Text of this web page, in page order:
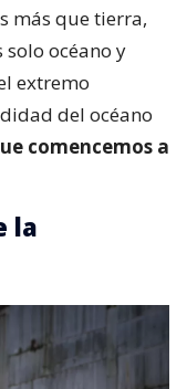
más que tierra,
océano y
extremo
del océano
comencemos a
la